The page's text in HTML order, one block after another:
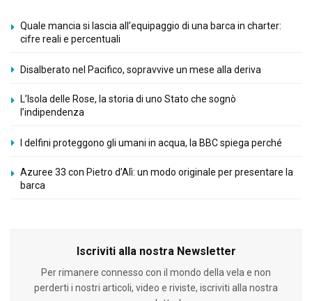
Quale mancia si lascia all’equipaggio di una barca in charter:
cifre reali e percentuali
Disalberato nel Pacifico, sopravvive un mese alla deriva
L’Isola delle Rose, la storia di uno Stato che sognò
l’indipendenza
I delfini proteggono gli umani in acqua, la BBC spiega perché
Azuree 33 con Pietro d’Alì: un modo originale per presentare la
barca
Iscriviti alla nostra Newsletter
Per rimanere connesso con il mondo della vela e non
perderti i nostri articoli, video e riviste, iscriviti alla nostra